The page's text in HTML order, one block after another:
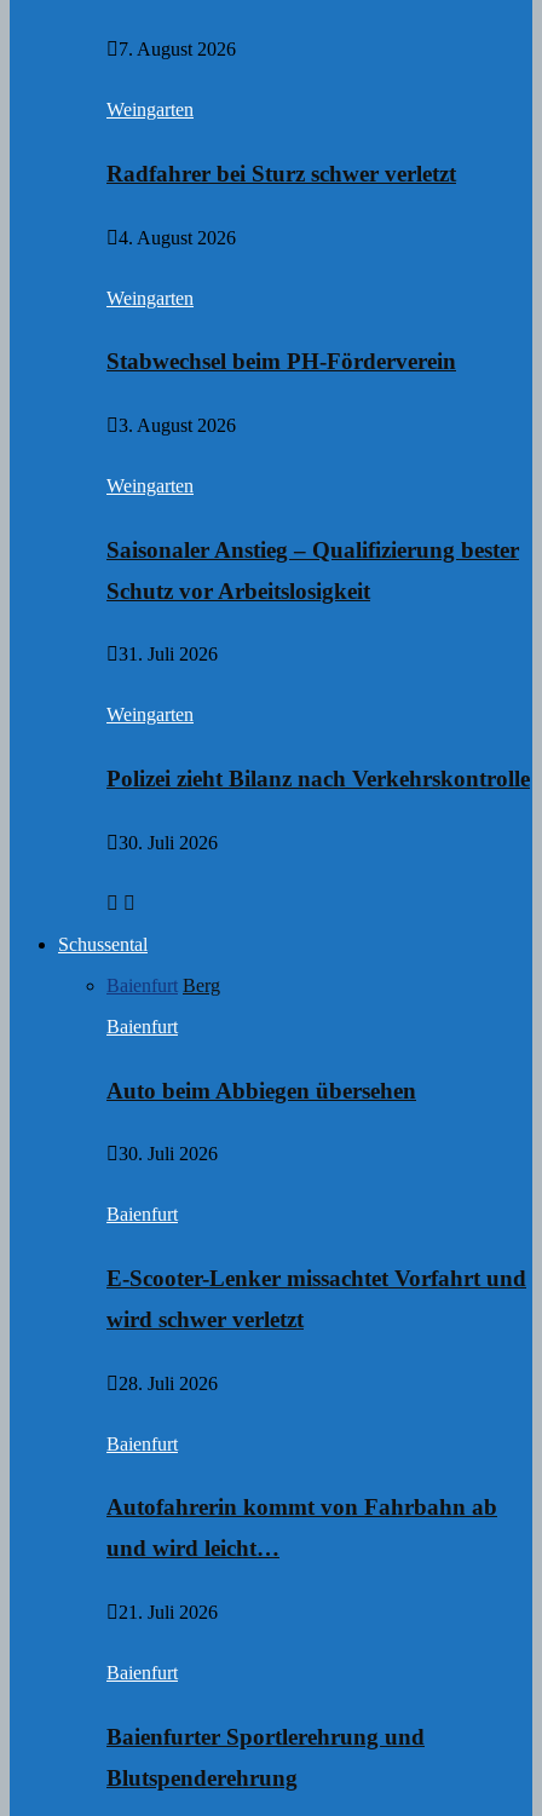
7. August 2026
Weingarten
Radfahrer bei Sturz schwer verletzt
4. August 2026
Weingarten
Stabwechsel beim PH-Förderverein
3. August 2026
Weingarten
Saisonaler Anstieg – Qualifizierung bester
Schutz vor Arbeitslosigkeit
31. Juli 2026
Weingarten
Polizei zieht Bilanz nach Verkehrskontrolle
30. Juli 2026
Schussental
Baienfurt Berg
Baienfurt
Auto beim Abbiegen übersehen
30. Juli 2026
Baienfurt
E-Scooter-Lenker missachtet Vorfahrt und
wird schwer verletzt
28. Juli 2026
Baienfurt
Autofahrerin kommt von Fahrbahn ab
und wird leicht…
21. Juli 2026
Baienfurt
Baienfurter Sportlerehrung und
Blutspenderehrung